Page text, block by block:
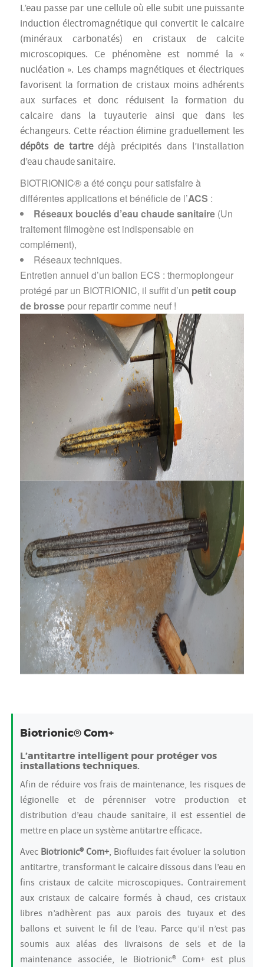
L’eau passe par une cellule où elle subit une puissante
induction électromagnétique qui convertit le calcaire
(minéraux carbonatés) en cristaux de calcite
microscopiques. Ce phénomène est nommé la «
nucléation ». Les champs magnétiques et électriques
favorisent la formation de cristaux moins adhérents
aux surfaces et donc réduisent la formation du
calcaire dans la tuyauterie ainsi que dans les
échangeurs. Cette réaction élimine graduellement les
dépôts de tartredéjà précipités dans l’installation
d’eau chaude sanitaire.
BIOTRIONIC® a été conçu pour satisfaire à
différentes applications et bénéficie de l’ACS :
Réseaux bouclés d’eau chaude sanitaire(Un
traitement filmogène est indispensable en
complément),
Réseaux techniques.
Entretien annuel d’un ballon ECS : thermoplongeur
protégé par un BIOTRIONIC, il suffit d’un petit coup
de brossepour repartir comme neuf !
Biotrionic® Com+
L’antitartre intelligent pour protéger vos
installations techniques.
Afin de réduire vos frais de maintenance, les risques de
légionelle et de pérenniser votre production et
distribution d’eau chaude sanitaire, il est essentiel de
mettre en place un système antitartre efficace.
Avec Biotrionic® Com+, Biofluides fait évoluer la solution
antitartre, transformant le calcaire dissous dans l’eau en
fins cristaux de calcite microscopiques. Contrairement
aux cristaux de calcaire formés à chaud, ces cristaux
libres n’adhèrent pas aux parois des tuyaux et des
ballons et suivent le fil de l’eau. Parce qu’il n’est pas
soumis aux aléas des livraisons de sels et de la
maintenance associée, le Biotrionic® Com+ est plus